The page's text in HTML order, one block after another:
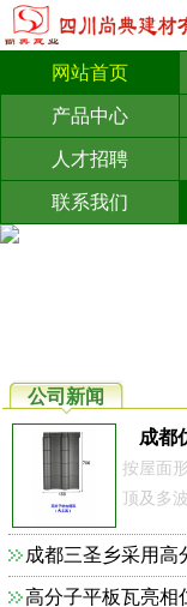
网站首页
产品中心
人才招聘
联系我们
公司新闻
成都
按屋面
顶及多
成都三圣乡采用高
高分子平板瓦亮相